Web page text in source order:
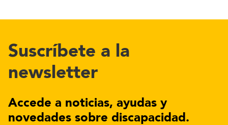
Suscríbete a la
newsletter
Accede a noticias, ayudas y
novedades sobre discapacidad.